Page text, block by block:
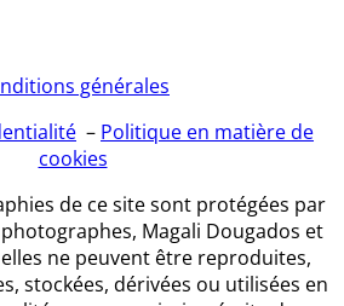
générales
– Politique en matière de
cookies
de ce site sont protégées par
Magali Dougados et
ne peuvent être reproduites,
stockées, dérivées ou utilisées en